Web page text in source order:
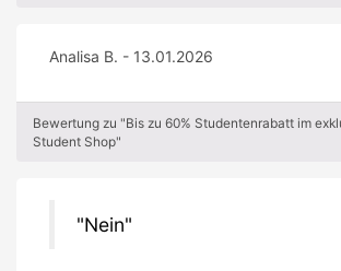
Analisa B. - 13.01.2026
Bewertung zu "Bis zu 60% Studentenrabatt im
Student Shop"
Nein